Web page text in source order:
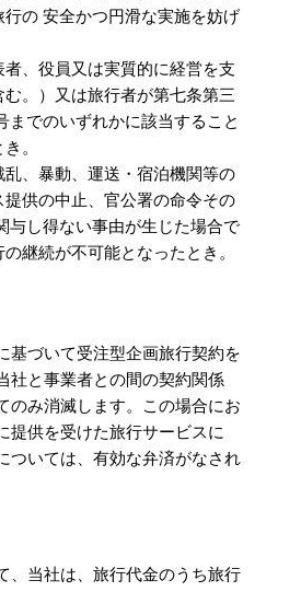
行の 安全かつ円滑な実施を妨げ
者、役員又は実質的に経営を支
む。）又は旅行者が第七条第三
までのいずれかに該当すること
。
乱、暴動、運送・宿泊機関等の
提供の中止、官公署の命令その
与し得ない事由が生じた場合で
継続が不可能となったとき。
基づいて受注型企画旅行契約を
社と事業者との間の契約関係
のみ消滅します。この場合にお
提供を受けた旅行サービスに
ついては、有効な弁済がなされ
、当社は、旅行代金のうち旅行